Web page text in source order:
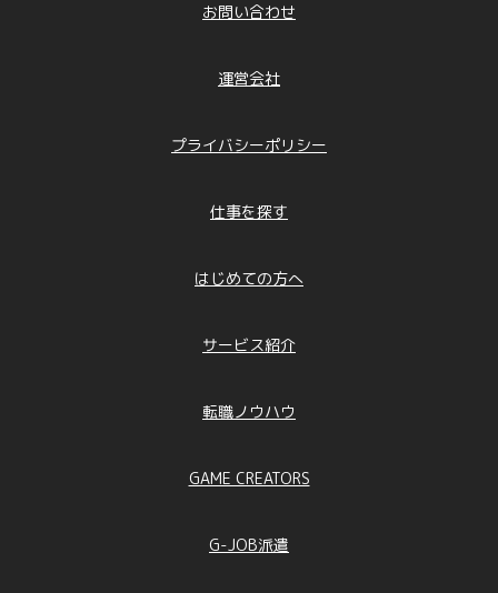
「採用応募者情報」 ： 採用に係わる業務に
否判断、採用業務に関する連絡など）
「退職者情報」 ： 退職者との連絡、退職者
「人材派遣・職業紹介の求職者情報」 ： 人
材派遣、職業紹介、連絡等のため
報」 ： 会員登録、当社サービス提供、連絡等
情報の掲載、連絡等のため
「お問合せ者情報」 ： お問合せに回答する
「本人および代理人の情報（開示等請求
時）」 ： 開示等の求めに回答するため
取得する場合の個人情報）
「受託した業務により取得した個人情報」 ：
フターケアなどに利用するため
「求人サイトから取得した情報」 ： 求人者に
お問い合わせ
運営会社
プライバシーポリシー
仕事を探す
はじめての方へ
サービス紹介
転職ノウハウ
GAME CREATORS
G-JOB派遣